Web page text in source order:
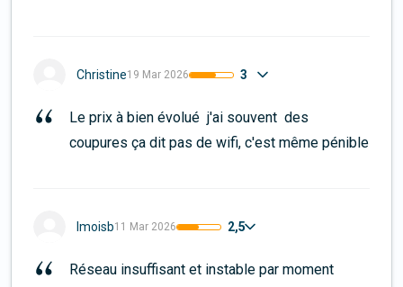
Christine19 Mar 2026 3
Le prix à bien évolué  j'ai souvent  des
coupures ça dit pas de wifi, c'est même pénible
lmoisb11 Mar 2026 2,5
Réseau insuffisant et instable par moment